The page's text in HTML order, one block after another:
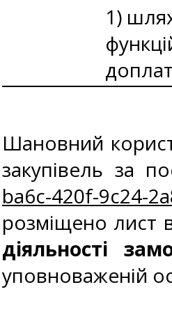
1)
Шановний
закупівель за
ba6c-420f-9c24-
розміщено лист
діяльності
уповноваженій